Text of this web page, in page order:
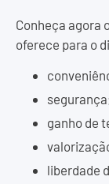
Conheça agora
oferece para o
ganho de
liberdade